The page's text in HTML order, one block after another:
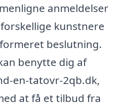
anmeldelser
kunstnere
beslutning.
benytte dig af
en-tatovr-2qb.dk,
at få et tilbud fra